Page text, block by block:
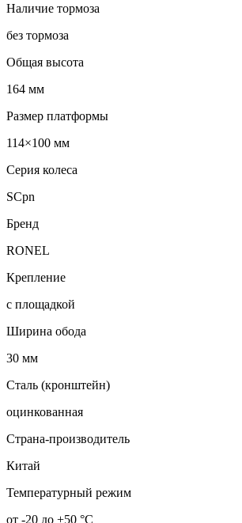
Наличие тормоза
без тормоза
Общая высота
164 мм
Размер платформы
114×100 мм
Серия колеса
SCpn
Бренд
RONEL
Крепление
с площадкой
Ширина обода
30 мм
Сталь (кронштейн)
оцинкованная
Страна-производитель
Китай
Температурный режим
от -20 до +50 °С